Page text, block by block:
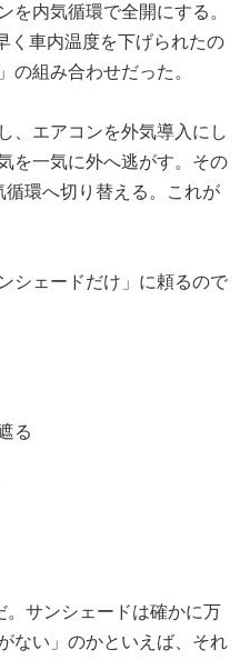
を内気循環で全開にする。
く車内温度を下げられたの
の組み合わせだった。
、エアコンを外気導入にし
を一気に外へ逃がす。その
環へ切り替える。これが
シェードだけ」に頼るので
る
。サンシェードは確かに万
ない」のかといえば、それ